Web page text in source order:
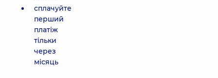
сплачуйте
перший
платіж
тільки
через
місяць